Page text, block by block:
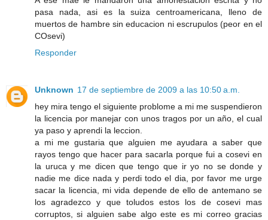
pasa nada, asi es la suiza centroamericana, lleno de
muertos de hambre sin educacion ni escrupulos (peor en el
COsevi)
Responder
Unknown 17 de septiembre de 2009 a las 10:50 a.m.
hey mira tengo el siguiente problome a mi me suspendieron
la licencia por manejar con unos tragos por un año, el cual
ya paso y aprendi la leccion.
a mi me gustaria que alguien me ayudara a saber que
rayos tengo que hacer para sacarla porque fui a cosevi en
la uruca y me dicen que tengo que ir yo no se donde y
nadie me dice nada y perdi todo el dia, por favor me urge
sacar la licencia, mi vida depende de ello de antemano se
los agradezco y que toludos estos los de cosevi mas
corruptos, si alguien sabe algo este es mi correo gracias